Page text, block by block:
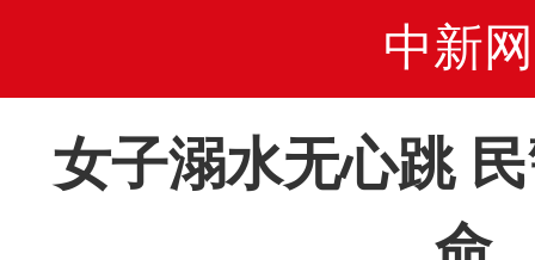
中新网
女子溺水无心跳